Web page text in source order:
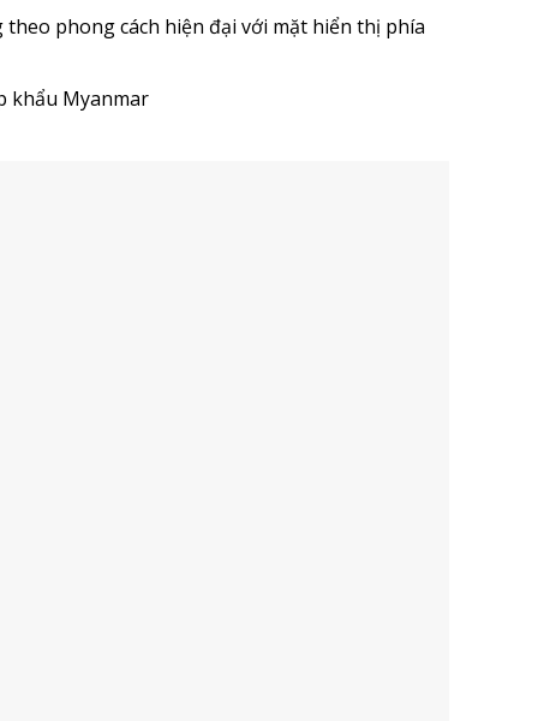
phong cách hiện đại với mặt hiển thị phía
khẩu Myanmar